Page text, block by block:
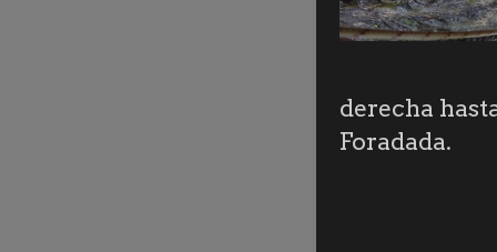
derecha
Foradada.